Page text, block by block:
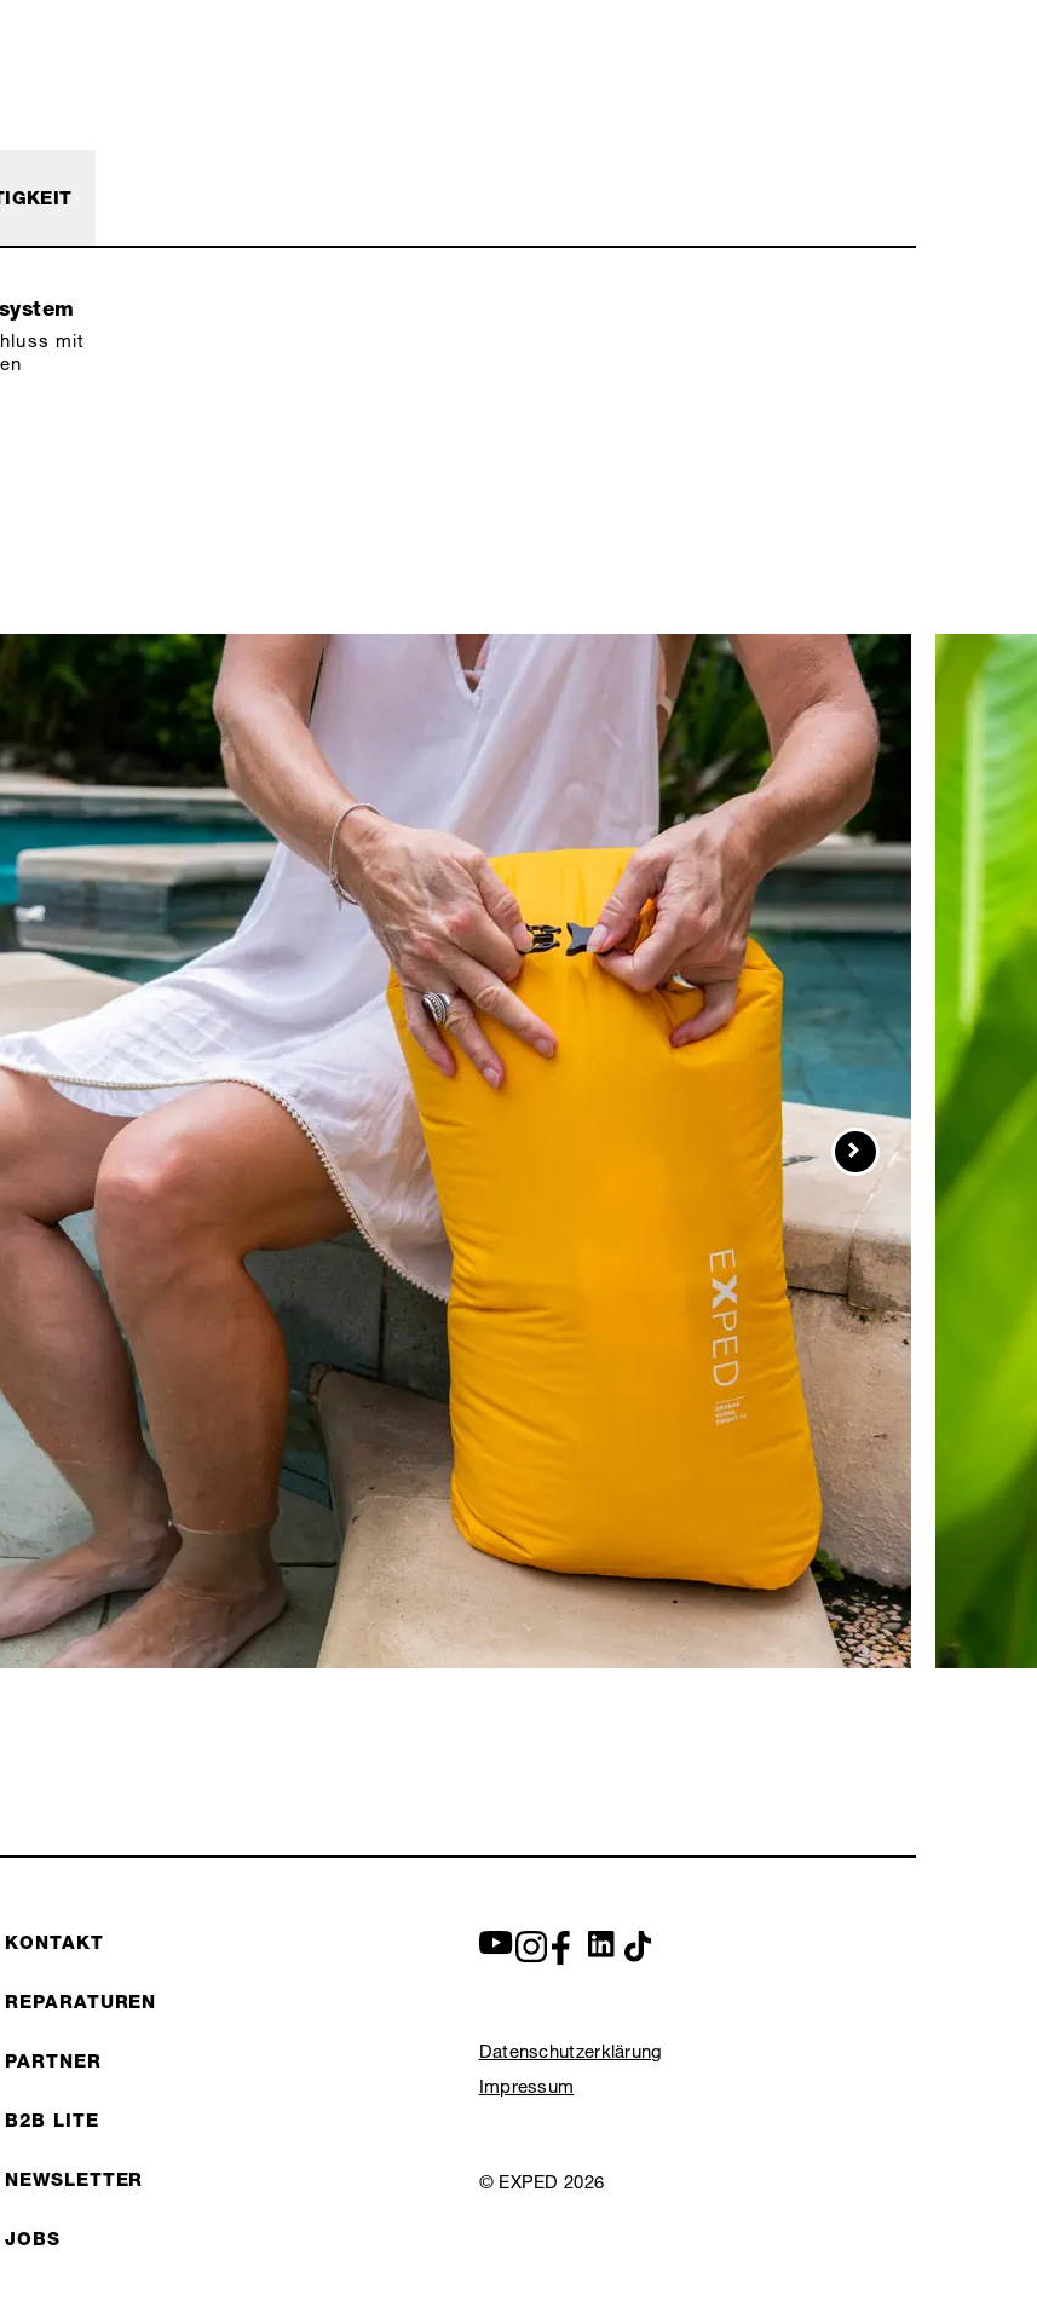
mit
KONTAKT
REPARATUREN
PARTNER
B2B LITE
NEWSLETTER
JOBS
Datenschutzerklärung
Impressum
© EXPED 2026